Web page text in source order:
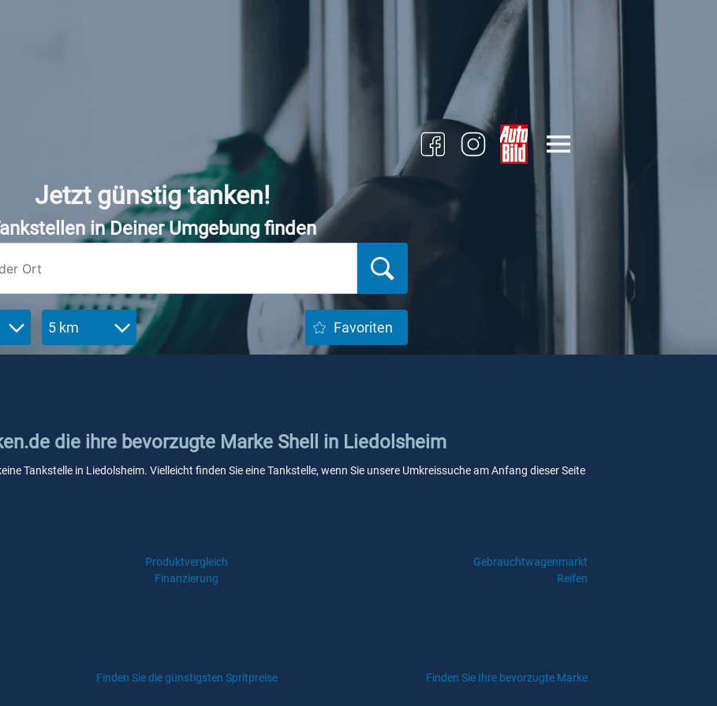
Jetzt günstig tanken!
in Deiner Umgebung finden
5 km Favoriten
die ihre bevorzugte Marke Shell in Liedolsheim
Tankstelle in Liedolsheim. Vielleicht finden Sie eine Tankstelle, wenn Sie unsere Umkreissuche am Anfang dieser Seite
Produktvergleich
Gebrauchtwagenmarkt
Finanzierung
Reifen
Finden Sie die günstigsten Spritpreise Finden Sie Ihre bevorzugte Marke